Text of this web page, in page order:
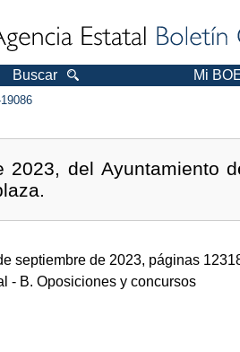
Buscar Mi
del Ayuntamiento
septiembre de 2023, páginas
- B. Oposiciones y concursos